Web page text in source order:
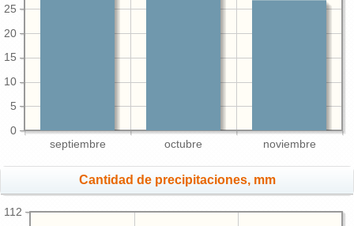
septiembre octubre noviembre
0
5
10
15
20
25
Cantidad de precipitaciones, mm
112